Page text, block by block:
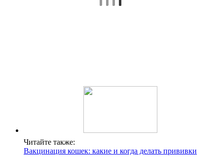
Читайте также:
Вакцинация кошек: какие и когда делать прививки